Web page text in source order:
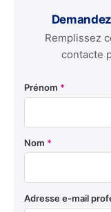
Remplissez
contacte
Prénom *
Nom *
Adresse e-mail